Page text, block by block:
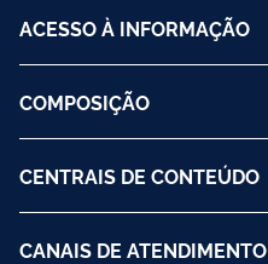
ACESSO À INFORMAÇÃO
COMPOSIÇÃO
CENTRAIS DE CONTEÚDO
CANAIS DE ATENDIMENTO